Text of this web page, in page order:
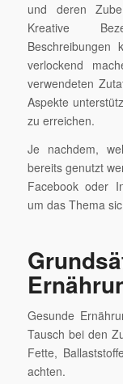
und deren
Kreative
Beschreibungen
verlockend
verwendeten
Aspekte
zu erreichen.
Je nachdem,
bereits genutzt
Facebook oder
um das Thema
Gesunde
Tausch bei den
Fette,
achten.